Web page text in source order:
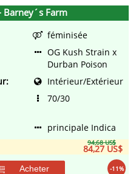
Barney´s Farm
féminisée
OG Kush Strain x
Durban Poison
Intérieur/Extérieur
70/30
principale Indica
94,68 US$
84,27 US$
-11%
Acheter